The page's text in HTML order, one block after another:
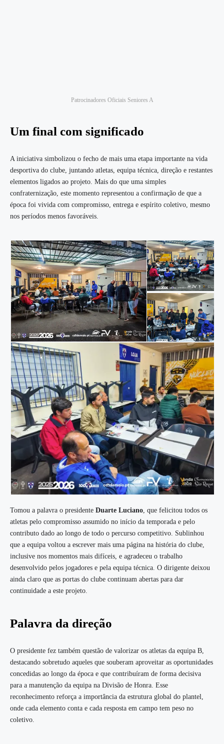
Patrocinadores Oficiais Seniores A
Um final com significado
A iniciativa simbolizou o fecho de mais uma etapa importante na vida
desportiva do clube, juntando atletas, equipa técnica, direção e restantes
elementos ligados ao projeto. Mais do que uma simples
confraternização, este momento representou a confirmação de que a
época foi vivida com compromisso, entrega e espírito coletivo, mesmo
nos períodos menos favoráveis.
Tomou a palavra o presidente Duarte Luciano, que felicitou todos os
atletas pelo compromisso assumido no início da temporada e pelo
contributo dado ao longo de todo o percurso competitivo. Sublinhou
que a equipa voltou a escrever mais uma página na história do clube,
inclusive nos momentos mais difíceis, e agradeceu o trabalho
desenvolvido pelos jogadores e pela equipa técnica. O dirigente deixou
ainda claro que as portas do clube continuam abertas para dar
continuidade a este projeto.
Palavra da direção
O presidente fez também questão de valorizar os atletas da equipa B,
destacando sobretudo aqueles que souberam aproveitar as oportunidades
concedidas ao longo da época e que contribuíram de forma decisiva
para a manutenção da equipa na Divisão de Honra. Esse
reconhecimento reforça a importância da estrutura global do plantel,
onde cada elemento conta e cada resposta em campo tem peso no
coletivo.